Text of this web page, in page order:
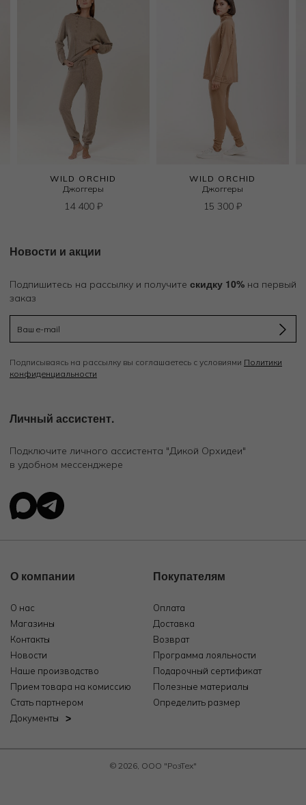
WILD ORCHID
Джоггеры
14 400 ₽
WILD ORCHID
Джоггеры
15 300 ₽
Новости и акции
Подпишитесь на рассылку и получите скидку 10% на первый
заказ
Подписываясь на рассылку вы соглашаетесь с условиями Политики
конфиденциальности
Личный ассистент.
Подключите личного ассистента "Дикой Орхидеи"
в удобном мессенджере
О компании
О нас
Магазины
Контакты
Новости
Наше производство
Прием товара на комиссию
Стать партнером
Документы
Покупателям
Оплата
Доставка
Возврат
Программа лояльности
Подарочный сертификат
Полезные материалы
Определить размер
© 2026, ООО "РозТех"